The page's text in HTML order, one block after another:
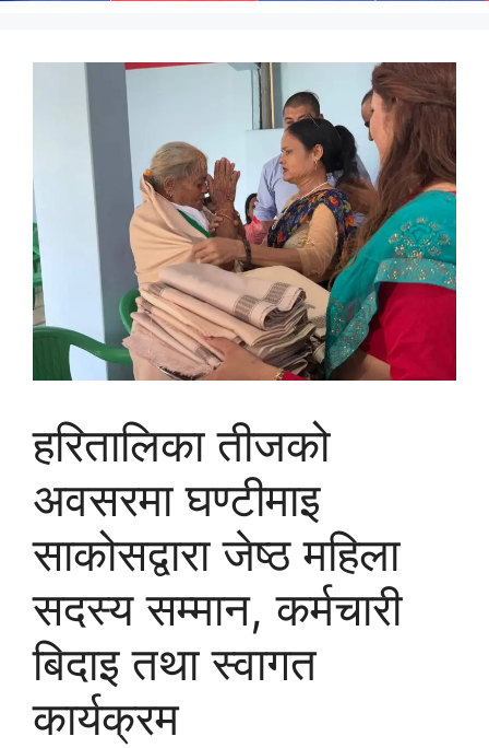
हरितालिका तीजको
अवसरमा घण्टीमाइ
साकोसद्वारा जेष्ठ महिला
सदस्य सम्मान, कर्मचारी
बिदाइ तथा स्वागत
कार्यक्रम